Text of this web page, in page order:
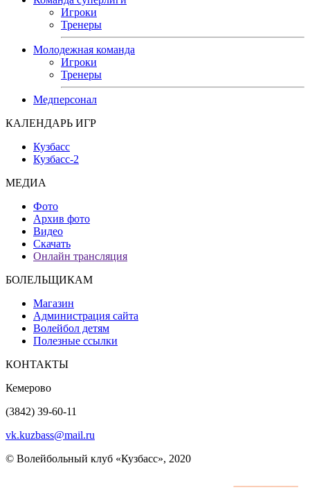
Игроки
Тренеры
Молодежная команда
Игроки
Тренеры
Медперсонал
КАЛЕНДАРЬ ИГР
Кузбасс
Кузбасс-2
МЕДИА
Фото
Архив фото
Видео
Скачать
Онлайн трансляция
БОЛЕЛЬЩИКАМ
Магазин
Администрация сайта
Волейбол детям
Полезные ссылки
КОНТАКТЫ
Кемерово
(3842) 39-60-11
vk.kuzbass@mail.ru
© Волейбольный клуб «Кузбасс», 2020